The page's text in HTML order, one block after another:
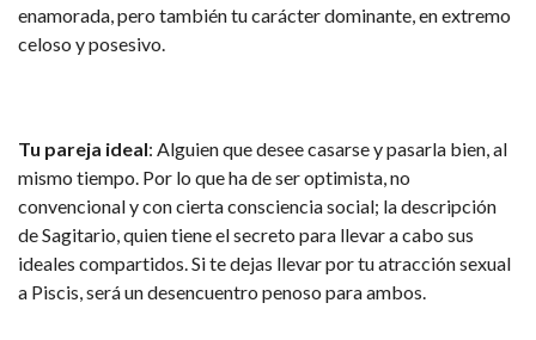
enamorada, pero también tu carácter dominante, en extremo
celoso y posesivo.
Tu pareja ideal: Alguien que desee casarse y pasarla bien, al
mismo tiempo. Por lo que ha de ser optimista, no
convencional y con cierta consciencia social; la descripción
de Sagitario, quien tiene el secreto para llevar a cabo sus
ideales compartidos. Si te dejas llevar por tu atracción sexual
a Piscis, será un desencuentro penoso para ambos.